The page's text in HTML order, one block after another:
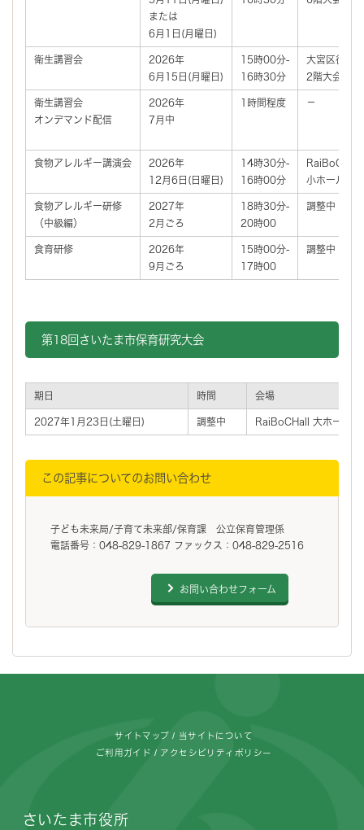
または
6月1日(月曜日)
衛生講習会
2026年
6月15日(月曜日)
15時00分-
16時30分
大宮区役所
2階大会議室
衛生講習会
オンデマンド配信
2026年
7月中
1時間程度 －
食物アレルギー講演会
2026年
12月6日(日曜日)
14時30分-
16時00分
RaiBoCHall
小ホール
食物アレルギー研修
（中級編）
2027年
2月ごろ
18時30分‐
20時00
調整中
食育研修
2026年
9月ごろ
15時00分‐
17時00
調整中
第18回さいたま市保育研究大会
期日 時間 会場
2027年1月23日(土曜日) 調整中 RaiBoCHall 大ホール
この記事についてのお問い合わせ
子ども未来局/子育て未来部/保育課 公立保育管理係
電話番号：048-829-1867 ファックス：048-829-2516
お問い合わせフォーム
サイトマップ 当サイトについて
ご利用ガイド アクセシビリティポリシー
さいたま市役所